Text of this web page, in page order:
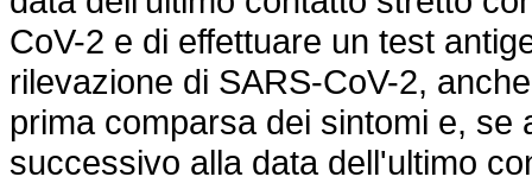
CoV-2 e di effettuare un test
rilevazione di SARS-CoV-2,
prima comparsa dei sintomi e, se
successivo alla data dell'ultimo